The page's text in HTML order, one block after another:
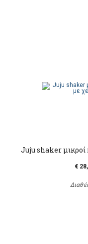
Juju shaker μικροί
€